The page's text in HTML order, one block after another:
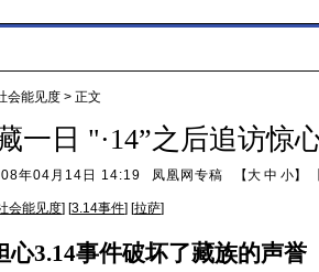
会能见度 > 正文
一日 "·14”之后追访惊
年04月14日 14:19 凤凰网专稿 【大 中 小】
会能见度] [3.14事件] [拉萨]
心3.14事件破坏了藏族的声誉